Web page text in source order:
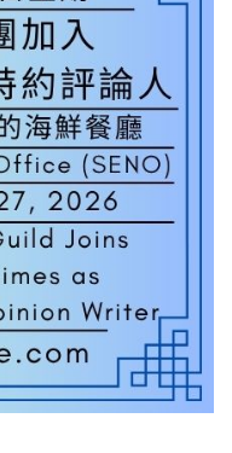
辦
公
室
（SENO）
｜
MONDAY,
27,
2026
｜